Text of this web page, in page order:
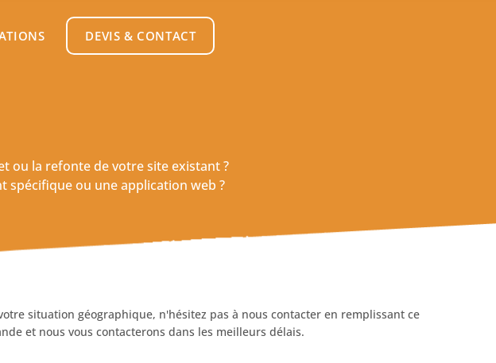
DEVIS & CONTACT
ou la refonte de votre site existant ?
spécifique ou une application web ?
situation géographique, n'hésitez pas à nous contacter en remplissant ce
et nous vous contacterons dans les meilleurs délais.